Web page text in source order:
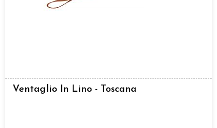
Ventaglio In Lino - Toscana